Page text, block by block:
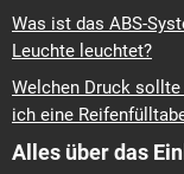
Was ist das ABS-
Leuchte leuchtet?
Welchen Druck
ich eine
Alles über das